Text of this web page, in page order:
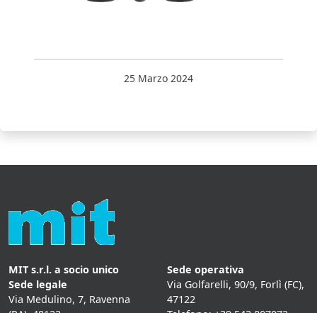
25 Marzo 2024
MIT s.r.l. a socio unico
Sede legale
Via Medulino, 7, Ravenna
Sede operativa
Via Golfarelli, 90/9, Forlì (FC),
47122